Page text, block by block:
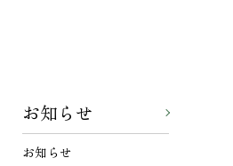
お知らせ
お知らせ